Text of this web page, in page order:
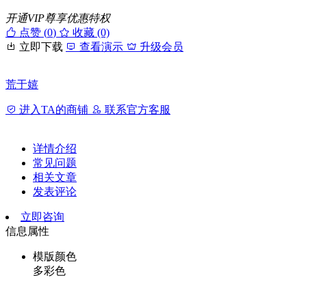
开通VIP尊享优惠特权
点赞 (0)
收藏 (0)
立即下载
查看演示 升级会员
荒于嬉
进入TA的商铺 联系官方客服
详情介绍
常见问题
相关文章
发表评论
立即咨询
信息属性
模版颜色
多彩色